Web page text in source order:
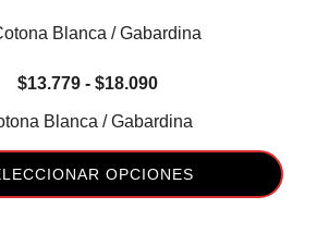
tiene
variantes.
Las
se
pueden
$13.779 - $18.090Rango
de
desde
$13.779
Blanca / Gabardina
OPCIONES